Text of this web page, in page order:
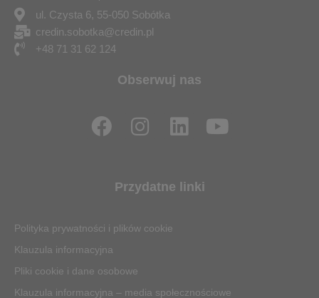
ul. Czysta 6, 55-050 Sobótka
credin.sobotka@credin.pl
+48 71 31 62 124
Obserwuj nas
F
a
o
o
k
I
n
t
g
m
L
i
k
Y
o
Przydatne linki
Polityka prywatności i plików cookie
Klauzula informacyjna
Pliki cookie i dane osobowe
Klauzula informacyjna – media społecznościowe